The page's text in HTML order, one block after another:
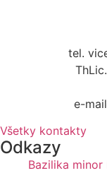
tel.
e-
Všetky kontakty
Odkazy
Bazilika